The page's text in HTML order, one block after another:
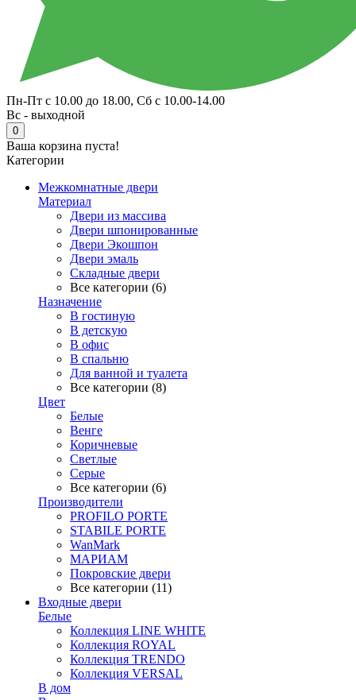
Пн-Пт с 10.00 до 18.00, Сб с 10.00-14.00
Вс - выходной
0
Ваша корзина пуста!
Категории
Межкомнатные двери
Материал
Двери из массива
Двери шпонированные
Двери Экошпон
Двери эмаль
Складные двери
Все категории (6)
Назначение
В гостиную
В детскую
В офис
В спальню
Для ванной и туалета
Все категории (8)
Цвет
Белые
Венге
Коричневые
Светлые
Серые
Все категории (6)
Производители
PROFILO PORTE
STABILE PORTE
WanMark
МАРИАМ
Покровские двери
Все категории (11)
Входные двери
Белые
Коллекция LINE WHITE
Коллекция ROYAL
Коллекция TRENDO
Коллекция VERSAL
В дом